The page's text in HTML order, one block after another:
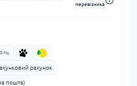
перевізника
рахунок
пошта)